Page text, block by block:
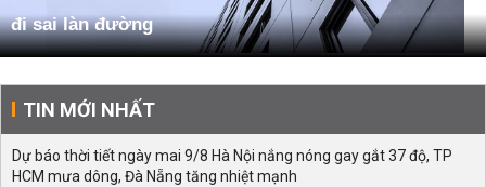
đi sai làn đường
TIN MỚI NHẤT
Dự báo thời tiết ngày mai 9/8 Hà Nội nắng nóng gay gắt 37 độ, TP
HCM mưa dông, Đà Nẵng tăng nhiệt mạnh